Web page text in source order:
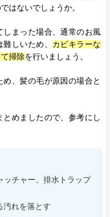
はないでしょうか。
まった場合、通常のお風
しいため、
カビキラーな
掃除を行いましょう。
、髪の毛が原因の場合と
めましたので、参考にし
ッチャー、排水トラップ
汚れを落とす